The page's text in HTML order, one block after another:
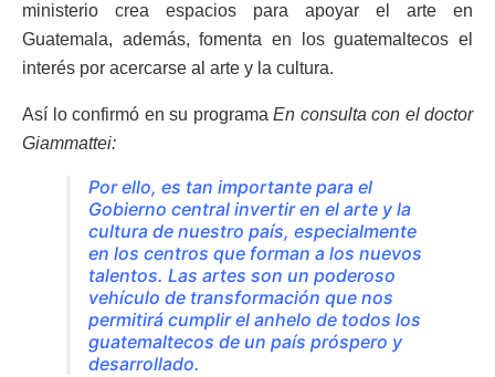
ministerio crea espacios para apoyar el arte en
Guatemala, además, fomenta en los guatemaltecos el
interés por acercarse al arte y la cultura.
Así lo confirmó en su programa En consulta con el doctor
Giammattei:
Por ello, es tan importante para el
Gobierno central invertir en el arte y la
cultura de nuestro país, especialmente
en los centros que forman a los nuevos
talentos. Las artes son un poderoso
vehículo de transformación que nos
permitirá cumplir el anhelo de todos los
guatemaltecos de un país próspero y
desarrollado.